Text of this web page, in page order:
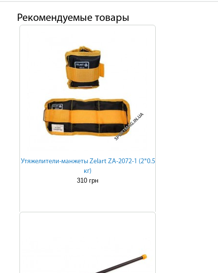
Рекомендуемые товары
Утяжелители-манжеты Zelart ZA-2072-1 (2*0.5
кг)
310 грн